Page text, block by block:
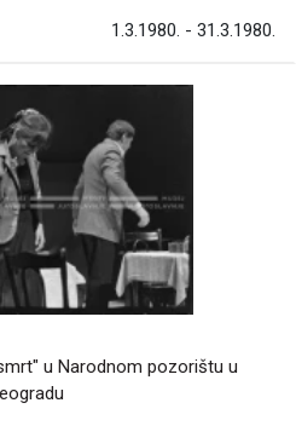
1.3.1980. - 31.3.1980.
u Narodnom pozorištu u